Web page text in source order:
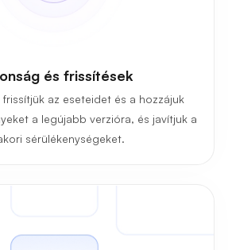
és frissítések
az eseteidet és a hozzájuk
a legújabb verzióra, és javítjuk a
sérülékenységeket.